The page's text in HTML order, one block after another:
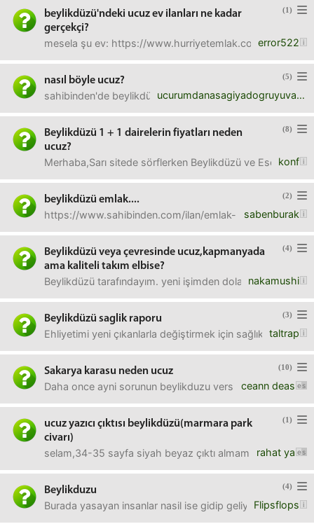
(1)
beylikdüzü'ndeki ucuz ev ilanları ne kadar
gerçekçi?
error522
mesela şu ev: https://www.hurriyetemlak.com/konut-
(5)
nasıl böyle ucuz?
ucurumdanasagiyadogruyuvarlananyaprak
sahibinden'de beylikdüzü'nde e5'e haliyle metrobüse de
(8)
Beylikdüzü 1 + 1 dairelerin fiyatları neden
ucuz?
konf
Merhaba,Sarı sitede sörflerken Beylikdüzü ve
(2)
beylikdüzü emlak....
sabenburak
https://www.sahibinden.com/ilan/emlak-konut-satilik-
(4)
Beylikdüzü veya çevresinde ucuz,kapmanyada
ama kaliteli takım elbise?
nakamushi
Beylikdüzü tarafındayım. yeni işimden dolayı takım
(3)
Beylikdüzü saglik raporu
taltrap
Ehliyetimi yeni çıkanlarla değiştirmek için sağlık raporu
(10)
Sakarya karasu neden ucuz
ceann deas
Daha once ayni sorunun beylikduzu versiyonunu
(1)
ucuz yazıcı çıktısı beylikdüzü(marmara park
civarı)
rahat ya
selam,34-35 sayfa siyah beyaz çıktı almam gerek ales
(4)
Beylikduzu
Flipsflops
Burada yasayan insanlar nasil ise gidip geliyor?Yani